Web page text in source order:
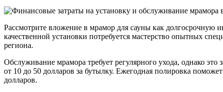
Рассмотрите вложение в мрамор для сауны как долгосрочную
качественной установки потребуется мастерство опытных
региона.
Обслуживание мрамора требует регулярного ухода, однако
от 10 до 50 долларов за бутылку. Ежегодная полировка
долларов.